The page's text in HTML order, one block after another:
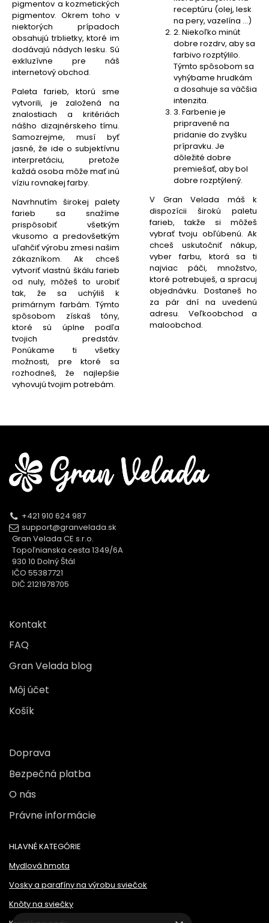
pigmentov a kozmetických
pigmentov. Okrem toho v
niektorých prípadoch
obsahujú trblietky, ktoré im
dodávajú nádych lesku. Sú
exkluzívne pre náš
internetový obchod.
Paleta farieb, ktorú sme
vytvorili, je založená na
znalostiach a kritériách
nášho dizajnérskeho tímu.
Samozrejme, musí byť
jasné, že ide o subjektívnu
interpretáciu, pretože
každá osoba môže mať inú
víziu rovnakej farby.
Navrhnutím širokej palety
farieb sa snažíme
prispôsobiť všetkým
vkusomo a predovšetkým
uľahčiť výrobu zmesi našim
zákazníkom. Ak chceš
vytvoriť vlastnú škálu farieb
od nuly, môžeš to urobiť
tak, že sa uchýliš k
primárnym farbám. Týmto
spôsobom získaš tóny,
ktoré sú úplne podľa
tvojich predstáv.
Ponúkame ti všetky
možnosti, pre ktoré sa
rozhodneš, že najlepšie
vyhovujú tvojim potrebám.
receptúru (olej, lesk
na pery, vazelína ...)
2. Niekoľko minút
dobre rozdrv, aby sa
farbivo rozptýlilo.
Týmto spôsobom sa
vyhýbame hrudkám
a dosahuje sa väčšia
intenzita.
3. Farbenie je
pripravené na
pridanie do zvyšku
prípravku. Je
dôležité dobre
premiešať, aby bol
dobre rozptýlený.
V Gran Velada máš k
dispozícii širokú paletu
farieb, takže si môžeš
vybrať tvoju obľúbenú. Ak
chceš uskutočniť nákup,
vyber farbu, ktorá sa ti
najviac páči, množstvo,
ktoré potrebuješ, a spracuj
objednávku. Dostaneš ho
za pár dní na uvedenú
adresu. Veľkoobchod a
maloobchod.
+421 910 624 987
support@granvelada.sk
Gran Velada CE s.r.o.
Topoľnianska cesta 1349/6A
930 10 Dolný Štál
IČO 55387721
DIČ 2121978705
Kontakt
FAQ
Gran Velada blog
Môj účet
Košík
Doprava
Bezpečná platba
O nás
Právne informácie
HLAVNÉ KATEGÓRIE
Mydlová hmota
Vosky a parafíny na výrobu sviečok
Knôty na sviečky